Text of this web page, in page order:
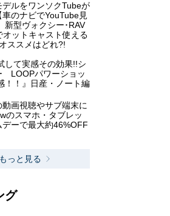
デルをワンソクTubeが
車のナビでYouTube見
新型ヴォクシー･RAV
オットキャスト使える
ススメはどれ?!
して実感その効果!!シ
LOOPパワーショッ
！！』日産・ノート編
動画視聴やサブ端末に
のスマホ・タブレッ
デーで最大約46%OFF
っと見る
グ